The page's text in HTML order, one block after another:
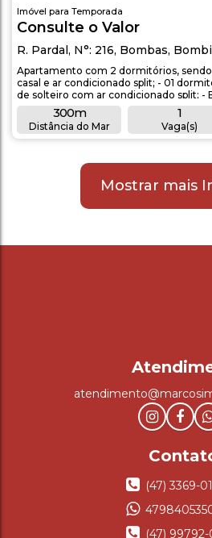
Consulte o Valor
Imóvel para Temporada
R. Pardal, N°: 216, Bombas,
2 1
1
Vaga(s)
300m
Distância do Mar
Apartamento com 2 dormitórios, sendo: - 01 suíte com cama
casal e ar condicionado split; - 01
de solteiro com ar condicionado split; -
estar com ar condicionado split; -
churrasqueira; - Máquina de lavar e
Aproximadamente 300 metros do mar. OBSERVAÇÕES: -
Acomodação para 6...
Mostrar mais
(47) 3369-
(47)